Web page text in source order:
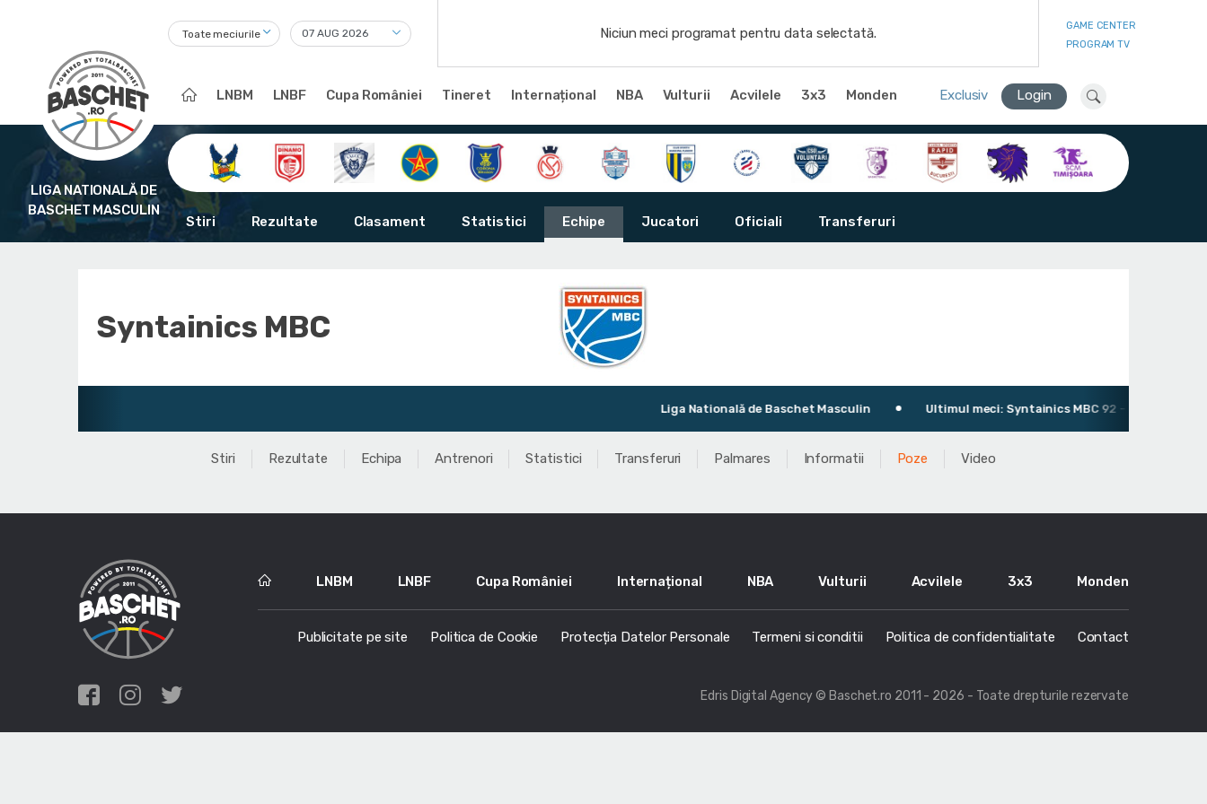
Toate meciurile Niciun meci programat pentru data selectată.
GAME CENTER
PROGRAM TV
LNBM LNBF Cupa României Tineret Internațional NBA Vulturii Acvilele 3x3 Monden Exclusiv Login
LIGA NATIONALĂ DE
BASCHET MASCULIN
Stiri Rezultate Clasament Statistici Echipe Jucatori Oficiali Transferuri
Syntainics MBC
Liga Natională de Baschet Masculin Ultimul meci: Syntainics MBC 92 - 76 CSO Voluntari
Stiri Rezultate Echipa Antrenori Statistici Transferuri Palmares Informatii Poze Video
LNBM LNBF Cupa României Internațional NBA Vulturii Acvilele 3x3 Monden
Publicitate pe site Politica de Cookie Protecția Datelor Personale Termeni si conditii Politica de confidentialitate Contact
Edris Digital Agency© Baschet.ro 2011 - 2026 - Toate drepturile rezervate